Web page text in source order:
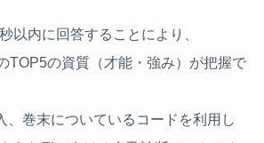
以内に回答することにより、
TOP5の資質（才能・強み）が把握で
、巻末についているコードを利用し